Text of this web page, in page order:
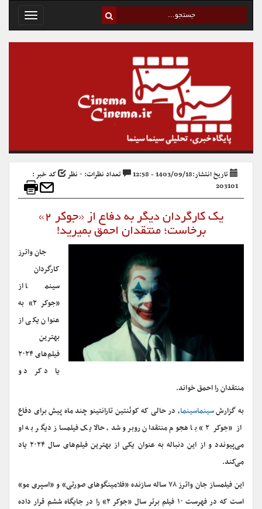
Toggle
تاریخ انتشار:1403/09/18 - 12:58 تعداد نظرات: ۰ نظر
کد خبر :
203101
یک کارگردان دیگر به دفاع از «جوکر ۲»
برخاست؛ منتقدان احمق بمیرید!
جان واترز
کارگردان
سینما از
«جوکر ۲» به
عنوان یکی از
بهترین
فیلم‌های ۲۰۲۴
یاد کرد و
منتقدان را احمق خواند.
به گزارشسینماسینما، در حالی که کوئنتین تارانتینو چند ماه پیش برای دفاع
از «جوکر ۲» با هجوم منتقدان روبرو شد، حالا یک فیلمساز دیگر به او
می‌پیوندد و از این دنباله به عنوان یکی از بهترین فیلم‌های سال ۲۰۲۴ یاد
می‌کند.
این فیلمساز جان واترز ۷۸ ساله سازنده «فلامینگوهای صورتی» و «اسپری مو»
است که در فهرست ۱۰ فیلم برتر سال «جوکر ۲» را در جایگاه ششم قرار داده